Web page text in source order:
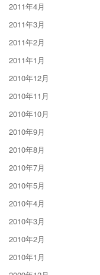
2011年4月
2011年3月
2011年2月
2011年1月
2010年12月
2010年11月
2010年10月
2010年9月
2010年8月
2010年7月
2010年5月
2010年4月
2010年3月
2010年2月
2010年1月